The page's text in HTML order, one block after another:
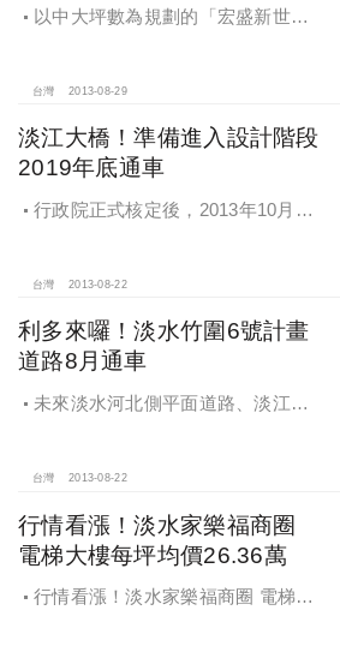
以中大坪數為規劃的「宏盛新世界
台灣 2013-08-29
淡江大橋！準備進入設計階段
2019年底通車
行政院正式核定後，2013年10月底
台灣 2013-08-22
利多來囉！淡水竹圍6號計畫
道路8月通車
未來淡水河北側平面道路、淡江大
台灣 2013-08-22
行情看漲！淡水家樂福商圈
電梯大樓每坪均價26.36萬
行情看漲！淡水家樂福商圈 電梯大